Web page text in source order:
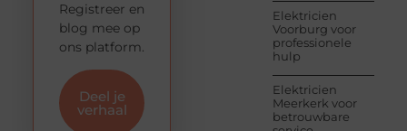
Elektricien
Voorburg voor
professionele
hulp
Elektricien
Meerkerk voor
betrouwbare
Registreer en
blog mee op
ons platform.
Deel je
verhaal